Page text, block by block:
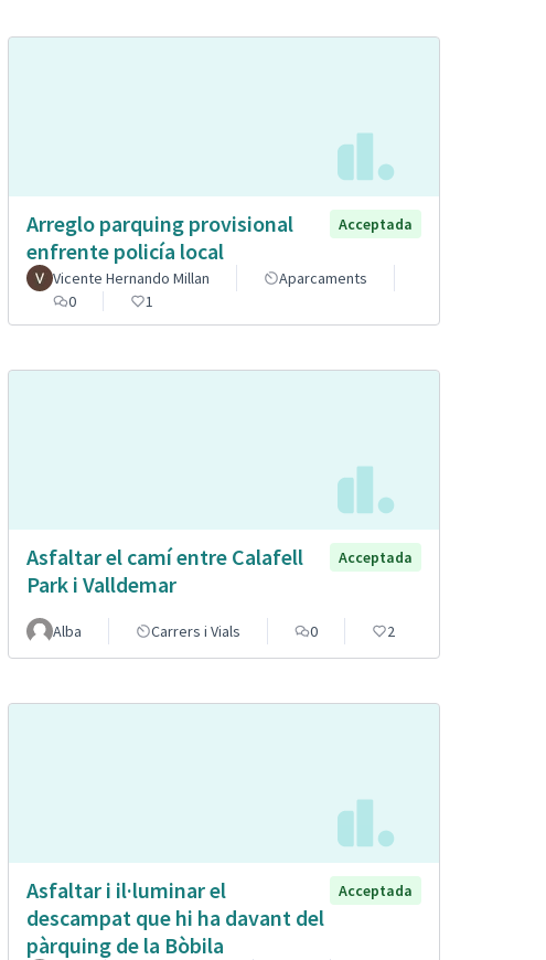
Arreglo parquing provisional
enfrente policía local
Acceptada
Vicente Hernando Millan
Aparcaments
0
1
Asfaltar el camí entre Calafell
Park i Valldemar
Acceptada
Alba Carrers i Vials 0 2
Asfaltar i il·luminar el
descampat que hi ha davant del
pàrquing de la Bòbila
Acceptada